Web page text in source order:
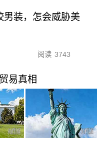
男装，怎会威胁美
阅读 3743
易真相